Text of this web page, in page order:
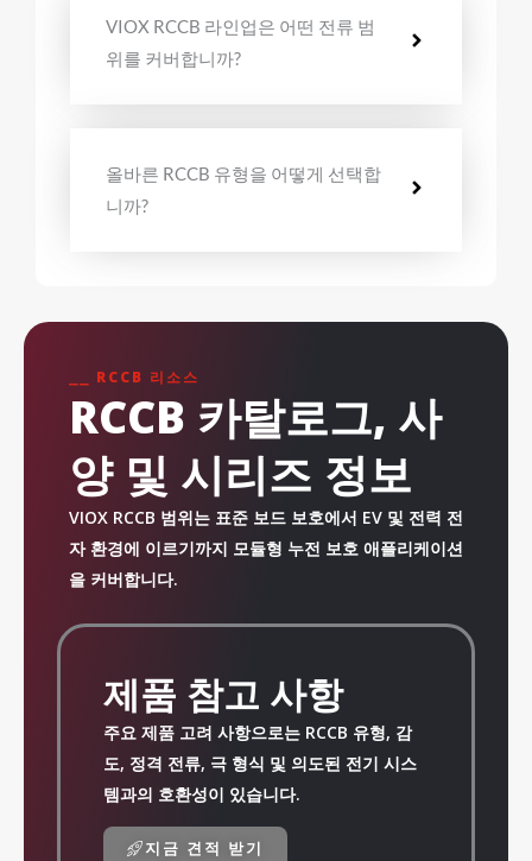
VIOX RCCB 라인업은 어떤 전류 범
위를 커버합니까?
올바른 RCCB 유형을 어떻게 선택합
니까?
⎯⎯ RCCB 리소스
RCCB 카탈로그, 사
양 및 시리즈 정보
VIOX RCCB 범위는 표준 보드 보호에서 EV 및 전력 전
자 환경에 이르기까지 모듈형 누전 보호 애플리케이션
을 커버합니다.
제품 참고 사항
주요 제품 고려 사항으로는 RCCB 유형, 감
도, 정격 전류, 극 형식 및 의도된 전기 시스
템과의 호환성이 있습니다.
지금 견적 받기